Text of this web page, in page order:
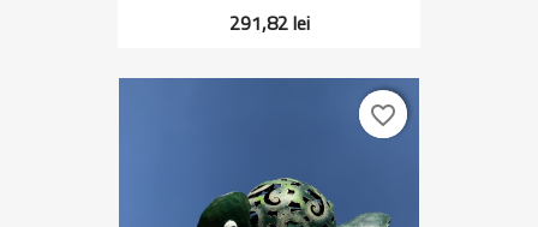
291,82 lei
favorite_border
favorite_border